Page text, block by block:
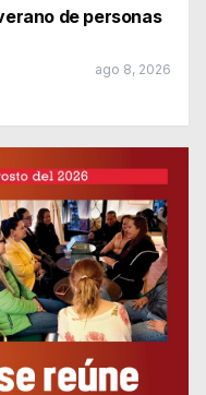
de personas
ago 8, 2026